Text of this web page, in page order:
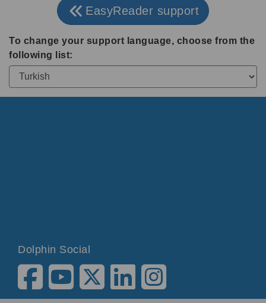
EasyReader support
To change your support language, choose from the
following list:
Dolphin Social